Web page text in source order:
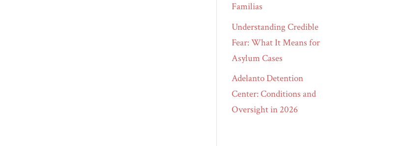
Familias
Understanding Credible
Fear: What It Means for
Asylum Cases
Adelanto Detention
Center: Conditions and
Oversight in 2026